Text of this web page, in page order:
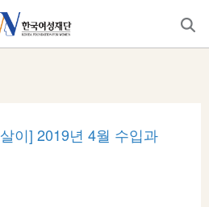
이] 2019년 4월 수입과